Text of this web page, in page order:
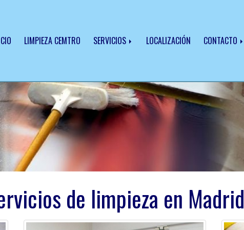
LIMPIEZA CEMTRO SERVICIOS LOCALIZACIÓN CONTACTO
de limpieza en Madrid